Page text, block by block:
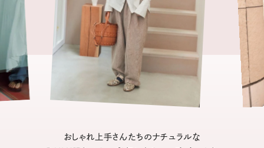
おしゃれ上手さんたちのナチュラルな